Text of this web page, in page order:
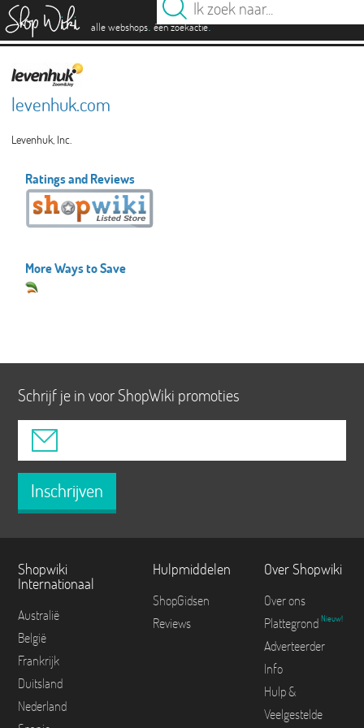
alle webshops. één zoekactie.
levenhuk.com
Levenhuk, Inc.
Ratings and Reviews
More Ways to Save
Schrijf je in voor ShopWiki promoties
Inschrijven
Shopwiki
Internationaal
Australië
België
Frankrijk
Duitsland
Nederland
Hulpmiddelen
ShopGidsen
Reviews
Over Shopwiki
Over ons
Plattegrond Nieuw!
Adverteerder
Info
Hulp &
Veelgestelde